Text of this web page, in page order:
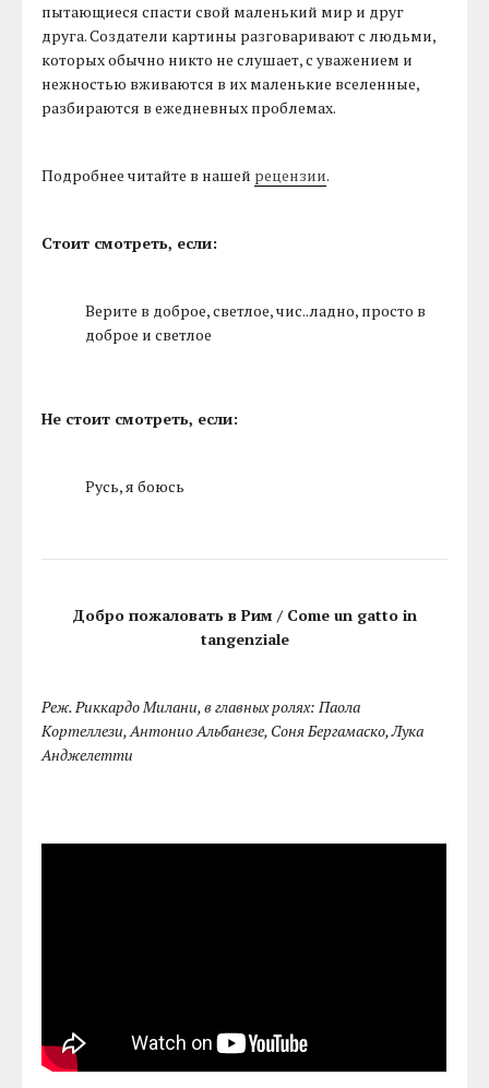
пытающиеся спасти свой маленький мир и друг
друга. Создатели картины разговаривают с людьми,
которых обычно никто не слушает, с уважением и
нежностью вживаются в их маленькие вселенные,
разбираются в ежедневных проблемах.
Подробнее читайте в нашей рецензии.
Стоит смотреть, если:
Верите в доброе, светлое, чис..ладно, просто в
доброе и светлое
Не стоит смотреть, если:
Русь, я боюсь
Добро пожаловать в Рим / Come un gatto in
tangenziale
Реж. Риккардо Милани, в главных ролях: Паола
Кортеллези, Антонио Альбанезе, Соня Бергамаско, Лука
Анджелетти